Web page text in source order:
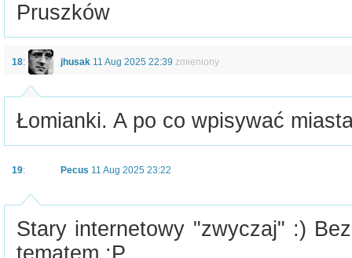
Pruszków
18: jhusak 11 Aug 2025 22:39 zmieniony
Łomianki. A po co wpisywać
19: Pecus 11 Aug 2025 23:22
Stary internetowy "zwyczaj" :)
tematem :P